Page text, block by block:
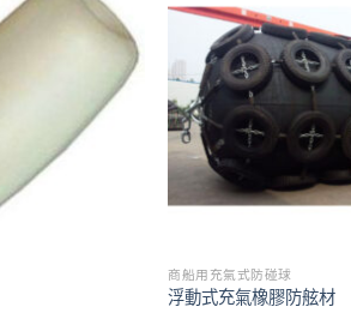
商船用充氣式防碰球
浮動式充氣橡膠防舷材